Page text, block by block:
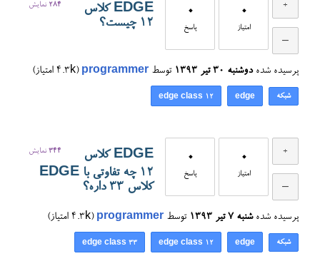
0
امتیاز
0
پاسخ
284 نمایش
EDGE کلاس
۱۲ چیست؟
پرسیده شده دوشنبه ۳۰ تیر ۱۳۹۳ توسط programmer
(
4.3k امتیاز)
شبکه edge
edge class 12
0
امتیاز
0
پاسخ
344 نمایش
EDGE کلاس
12 چه تفاوتی با EDGE
کلاس 33 داره؟
پرسیده شده شنبه ۷ تیر ۱۳۹۳ توسط programmer
(
4.3k امتیاز)
شبکه edge
edge class 12
edge class 33